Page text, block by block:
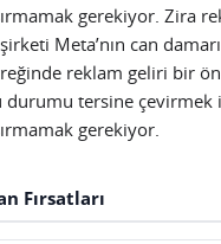
gerekiyor. Zira
şirketi Meta’nın can
reklam geliri bir
durumu tersine çevirmek
gerekiyor.
Fırsatları